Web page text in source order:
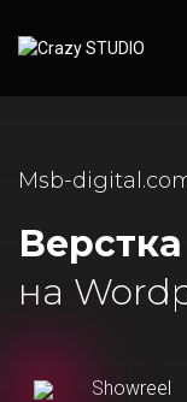
Msb-
на
Showreel